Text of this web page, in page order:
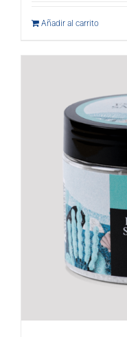
Añadir al carrito